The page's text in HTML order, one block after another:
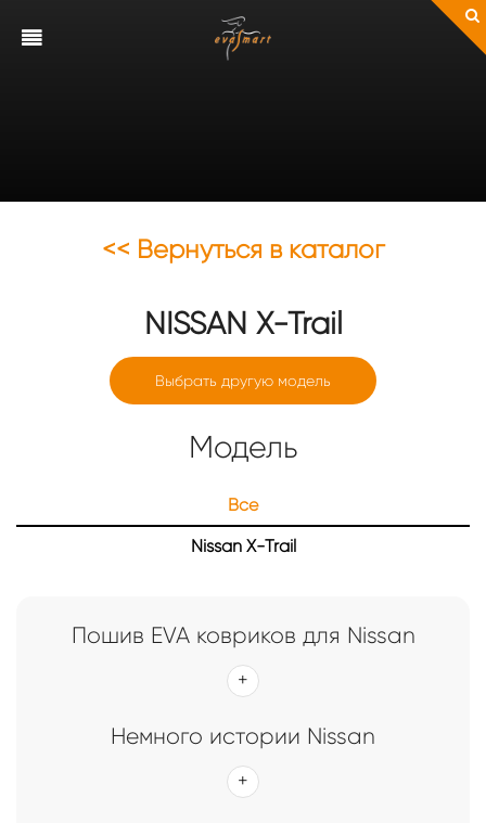
Главная Каталог Коврики EVA Smart для Nissan
Коврики EVA Smart для Nissan
<< Вернуться в каталог
NISSAN X-Trail
Выбрать другую модель
Модель
Все
Nissan X-Trail
Пошив EVA ковриков для Nissan
Немного истории Nissan